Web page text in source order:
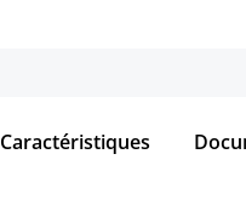
Caractéristiques